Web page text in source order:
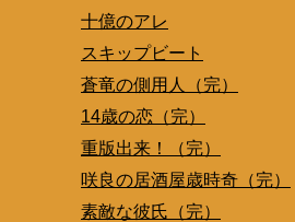
十億のアレ
スキップビート
蒼竜の側用人（完）
14歳の恋（完）
重版出来！（完）
咲良の居酒屋歳時奇（完）
素敵な彼氏（完）